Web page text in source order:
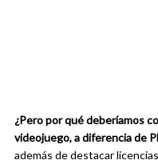
¿Pero por qué deberíamos
videojuego, a diferencia de
además de destacar